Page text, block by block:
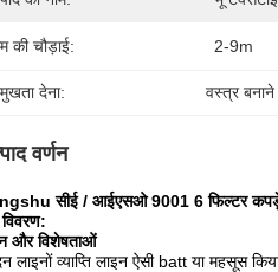
की चौड़ाई: 2-9m
देना: वस्त्र
वर्णन
सीई / आईएसओ 9001 6 फिल्टर कपड़े
और विशेषताओं
लाइनों व्याप्ति लाइन ऐसी batt या